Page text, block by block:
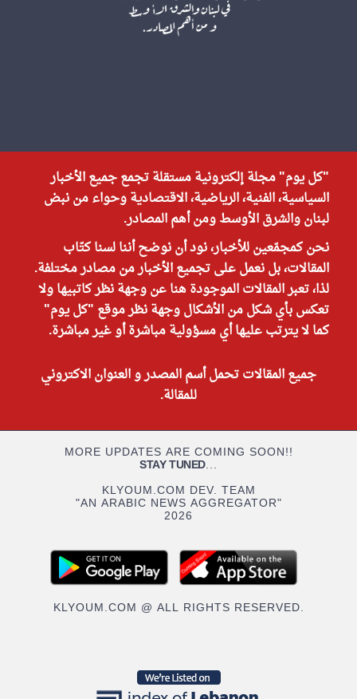
"كل يوم" مجلة إلكترونية مستقلة تجمع جميع الأخبار
السياسية، الفنية، الرياضية، الاقتصادية وحواء من نبض
لبنان والشرق الأوسط ومن أهم المصادر.
نحن كمجمّعين للأخبار، نود أن نوضح أننا لسنا كتّاب
المقالات، بل نعمل على تجميع الأخبار من مصادر مختلفة.
لذا، تعبر المقالات الموجودة هنا عن وجهة نظر كاتبيها ولا
تعكس بأي شكل من الأشكال وجهة نظر موقع "كل يوم"
كما لا يترتب عليها أي مسؤولية مباشرة أو غير مباشرة.
جميع المقالات تحمل أسم المصدر و العنوان الاكتروني
للمقالة.
MORE UPDATES ARE COMING SOON!!
STAY TUNED...
KLYOUM.COM DEV. TEAM
"AN ARABIC NEWS AGGREGATOR"
2026
KLYOUM.COM @ ALL RIGHTS RESERVED.